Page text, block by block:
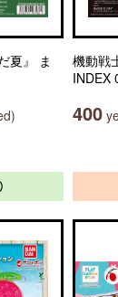
夏』 ま
機動戦
INDEX
400